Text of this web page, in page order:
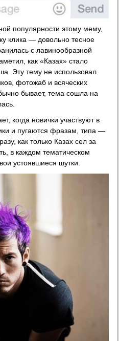
популярности этому мему,
клика — довольно тесное
с лавинообразной
как «Казах» стало
Эту тему не использовал
фотожаб и всяческих
бывает, тема сошла на
когда новички участвуют в
и пугаются фразам, типа —
как только Казах сел за
в каждом тематическом
устоявшиеся шутки.